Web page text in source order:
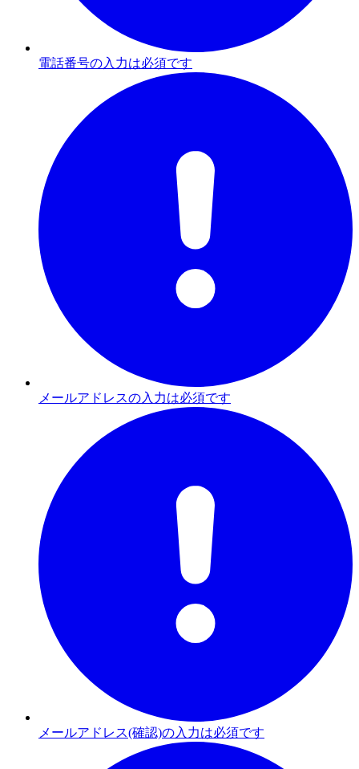
電話番号の入力は必須です
メールアドレスの入力は必須です
メールアドレス(確認)の入力は必須です